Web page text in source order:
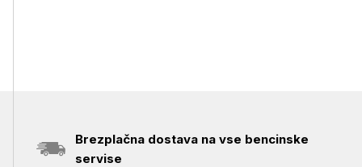
Brezplačna dostava na vse bencinske
servise